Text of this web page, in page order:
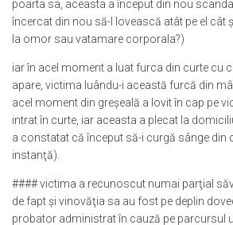
poarta sa, aceasta a început din nou
încercat din nou să-l lovească atât pe el cât
la omor sau vatamare corporala?)
iar în acel moment a luat furca din curte cu
apare, victima luându-i această furcă din
acel moment din greşeală a lovit în cap pe
intrat în curte, iar aceasta a plecat la
a constatat că început să-i curgă sânge din
instanţă).
#### victima a recunoscut numai parţial
de fapt şi vinovăţia sa au fost pe deplin
probator administrat în cauză pe parcursul